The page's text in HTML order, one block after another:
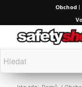
Obchod